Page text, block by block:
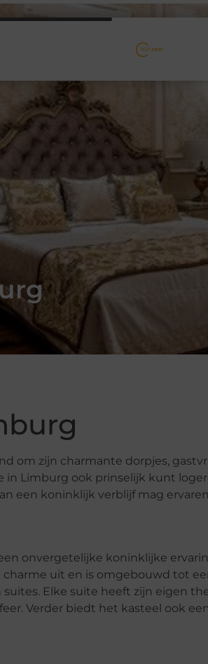
om zijn charmante dorpjes,
Limburg ook prinselijk kunt
een koninklijk verblijf mag
onvergetelijke koninklijke
charme uit en is omgebouwd tot
Elke suite heeft zijn eigen
Verder biedt het kasteel ook